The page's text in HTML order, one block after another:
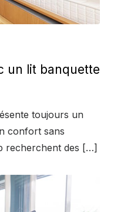
un lit banquette
toujours un
confort sans
recherchent des […]